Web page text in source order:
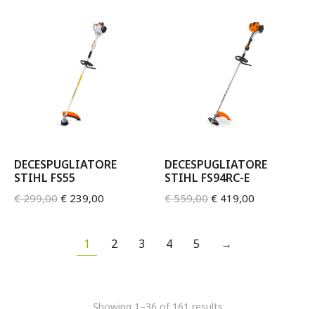
DECESPUGLIATORE
STIHL FS55
€299,00 € 239,00
DECESPUGLIATORE
STIHL FS94RC-E
€559,00 € 419,00
1 2 3 4 5 →